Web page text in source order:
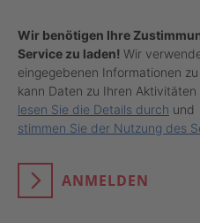
Wir benötigen Ihre
Service zu laden! Wir
eingegebenen Informationen
kann Daten zu Ihren
lesen Sie die Details durch und
stimmen Sie der Nutzung des
ANMELDEN